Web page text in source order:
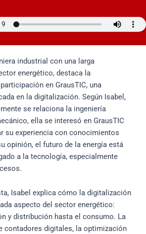
industrial con una larga
energético, destaca la
en GrausTIC, una
en la digitalización. Según Isabel,
se relaciona la ingeniería
ella se interesó en GrausTIC
su experiencia con conocimientos
opinión, el futuro de la energía está
a la tecnología, especialmente
Isabel explica cómo la digitalización
aspecto del sector energético:
y distribución hasta el consumo. La
contadores digitales, la optimización